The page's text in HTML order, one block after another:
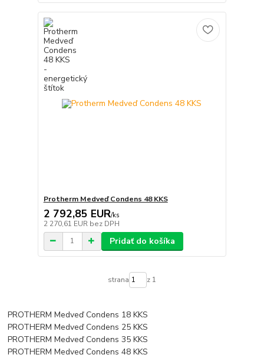
Protherm Medveď Condens 48 KKS
2 792,85 EUR/ks
2 270,61 EUR bez DPH
Pridať do košíka
strana z 1
PROTHERM Medveď Condens 18 KKS
PROTHERM Medveď Condens 25 KKS
PROTHERM Medveď Condens 35 KKS
PROTHERM Medveď Condens 48 KKS